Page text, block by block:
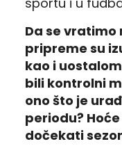
Da se
pripreme su
kao i
bili kontrolni
ono što je
periodu?
dočekati